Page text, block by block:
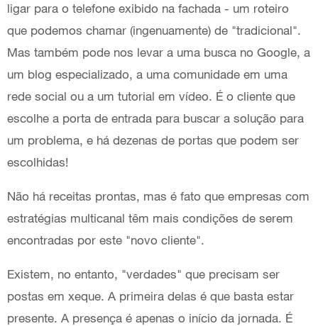
ligar para o telefone exibido na fachada - um roteiro
que podemos chamar (ingenuamente) de "tradicional".
Mas também pode nos levar a uma busca no Google, a
um blog especializado, a uma comunidade em uma
rede social ou a um tutorial em vídeo. É o cliente que
escolhe a porta de entrada para buscar a solução para
um problema, e há dezenas de portas que podem ser
escolhidas!
Não há receitas prontas, mas é fato que empresas com
estratégias multicanal têm mais condições de serem
encontradas por este "novo cliente".
Existem, no entanto, "verdades" que precisam ser
postas em xeque. A primeira delas é que basta estar
presente. A presença é apenas o início da jornada. É